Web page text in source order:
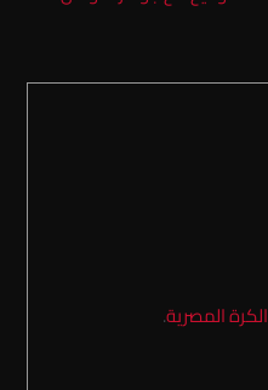
الكرة المصرية.